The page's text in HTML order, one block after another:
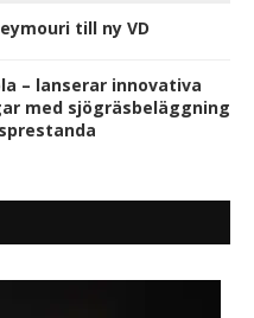
till ny VD
– lanserar innovativa
med sjögräsbeläggning